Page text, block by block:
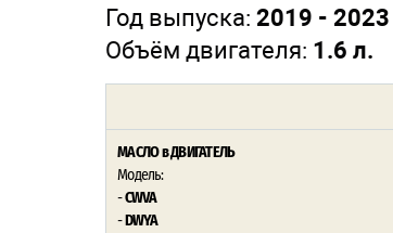
Год выпуска: 2019 - 2023
Объём двигателя: 1.6 л.
МАСЛО в ДВИГАТЕЛЬ
Модель:
-CWVA
-DWYA